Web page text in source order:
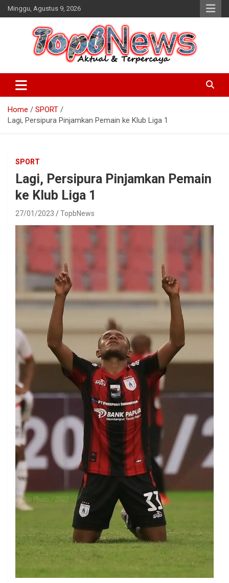
Skip
to
Minggu, Agustus 9, 2026
Home
SPORT
Lagi, Persipura Pinjamkan Pemain ke Klub Liga 1
SPORT
Lagi, Persipura Pinjamkan Pemain
ke Klub Liga 1
27/01/2023 TopbNews